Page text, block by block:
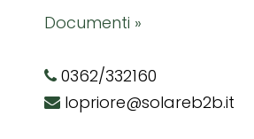
Documenti »
0362/332160
lopriore@solareb2b.it